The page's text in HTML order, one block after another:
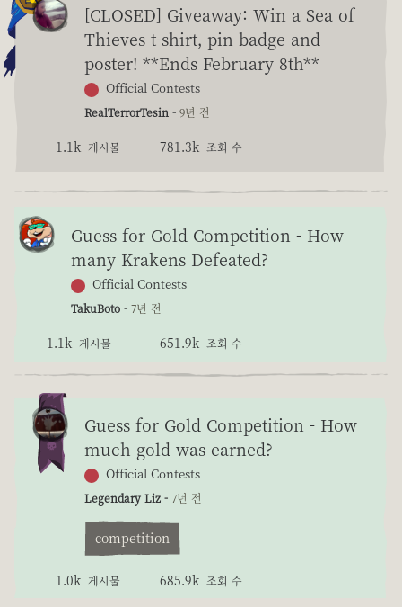
[CLOSED] Giveaway: Win a Sea of
Thieves t-shirt, pin badge and
poster! **Ends February 8th**
Official Contests
RealTerrorTesin - 9년 전
1.1k 게시물 781.3k 조회 수
Guess for Gold Competition - How
many Krakens Defeated?
Official Contests
TakuBoto - 7년 전
1.1k 게시물 651.9k 조회 수
Guess for Gold Competition - How
much gold was earned?
Official Contests
Legendary Liz - 7년 전
competition
1.0k 게시물 685.9k 조회 수